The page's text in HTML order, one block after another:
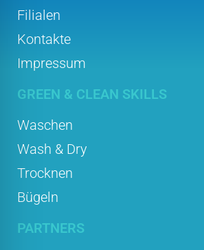
Filialen
Kontakte
Impressum
GREEN & CLEAN SKILLS
Waschen
Wash & Dry
Trocknen
Bügeln
PARTNERS